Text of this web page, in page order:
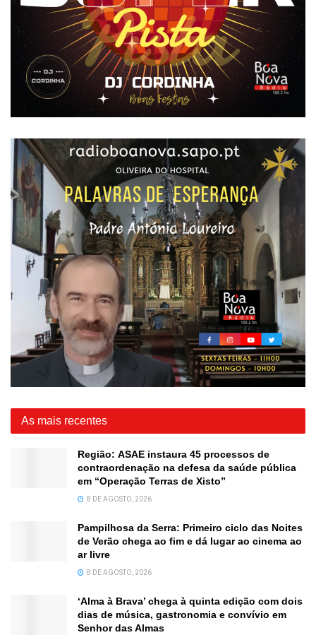
As mais recentes
Região: ASAE instaura 45 processos de
contraordenação na defesa da saúde pública
em “Operação Terras de Xisto”
8 DE AGOSTO, 2026
Pampilhosa da Serra: Primeiro ciclo das Noites
de Verão chega ao fim e dá lugar ao cinema ao
ar livre
8 DE AGOSTO, 2026
‘Alma à Brava’ chega à quinta edição com dois
dias de música, gastronomia e convívio em
Senhor das Almas